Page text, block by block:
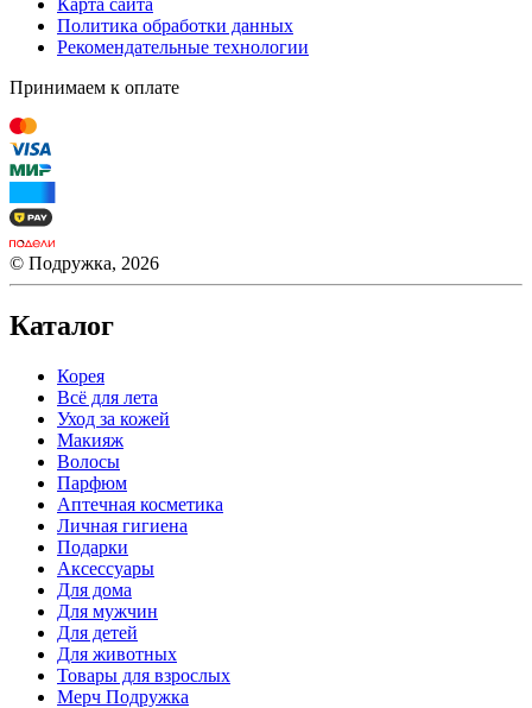
Политика обработки данных
Рекомендательные технологии
Принимаем к оплате
© Подружка, 2026
Каталог
Корея
Всё для лета
Уход за кожей
Макияж
Волосы
Парфюм
Аптечная косметика
Личная гигиена
Подарки
Аксессуары
Для дома
Для мужчин
Для детей
Для животных
Товары для взрослых
Мерч Подружка